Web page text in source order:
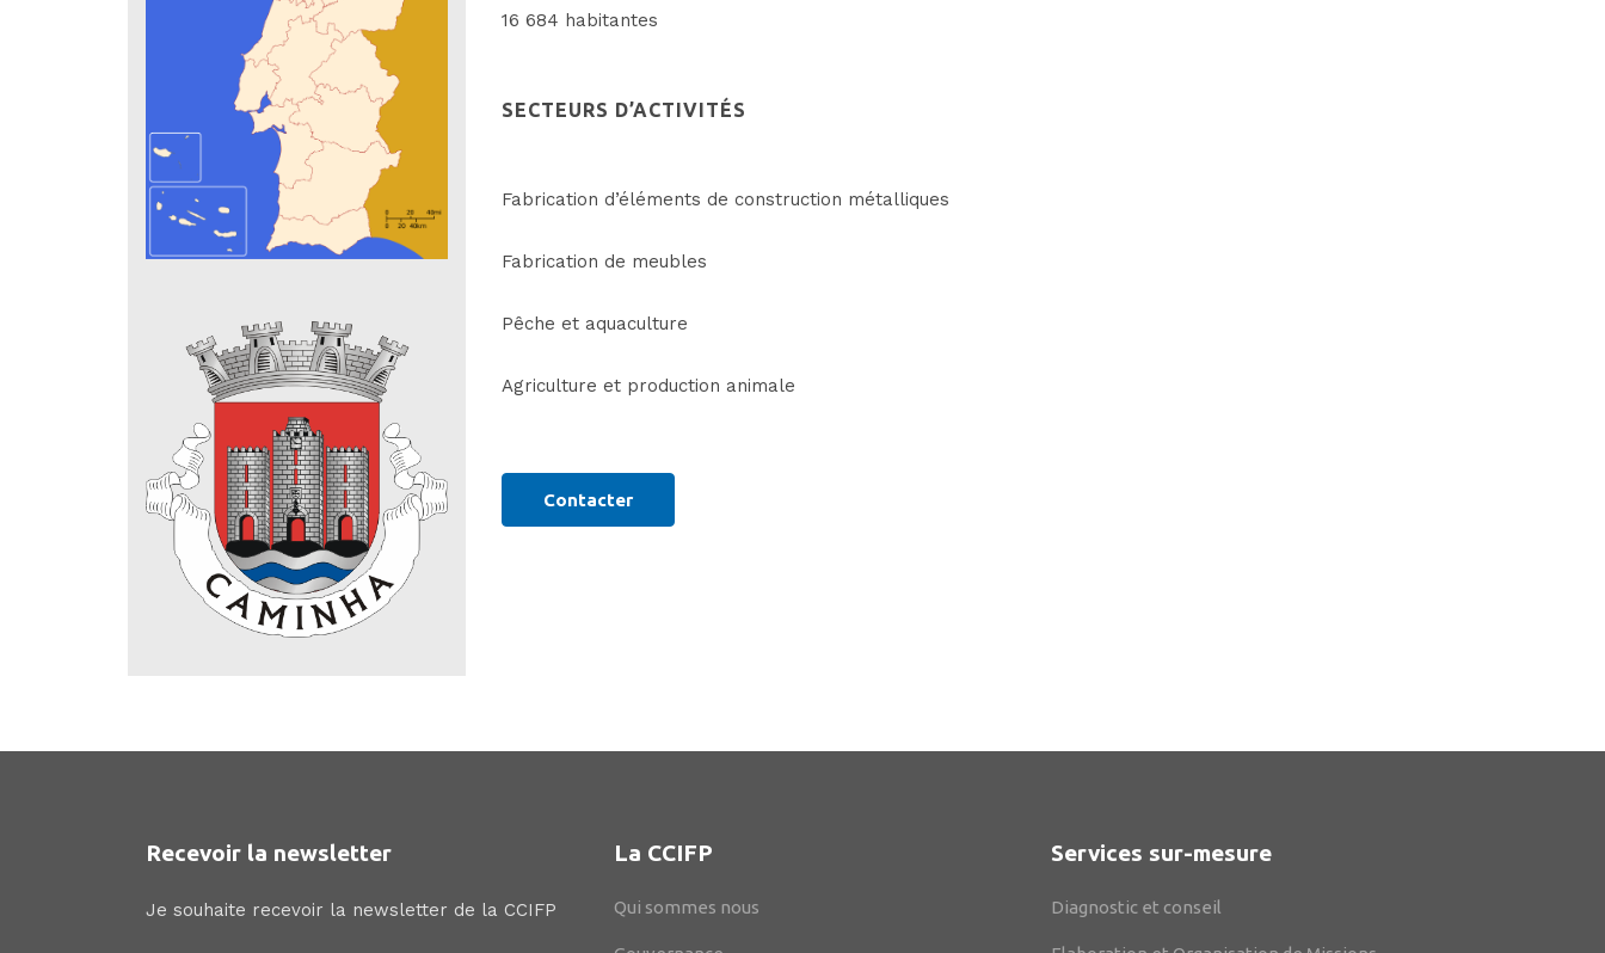
16 684 habitantes
SECTEURS D’ACTIVITÉS
Fabrication d’éléments de construction métalliques
Fabrication de meubles
Pêche et aquaculture
Agriculture et production animale
Contacter
Recevoir la newsletter
Je souhaite recevoir la newsletter de la CCIFP
La CCIFP
Qui sommes nous
Services sur-mesure
Diagnostic et conseil